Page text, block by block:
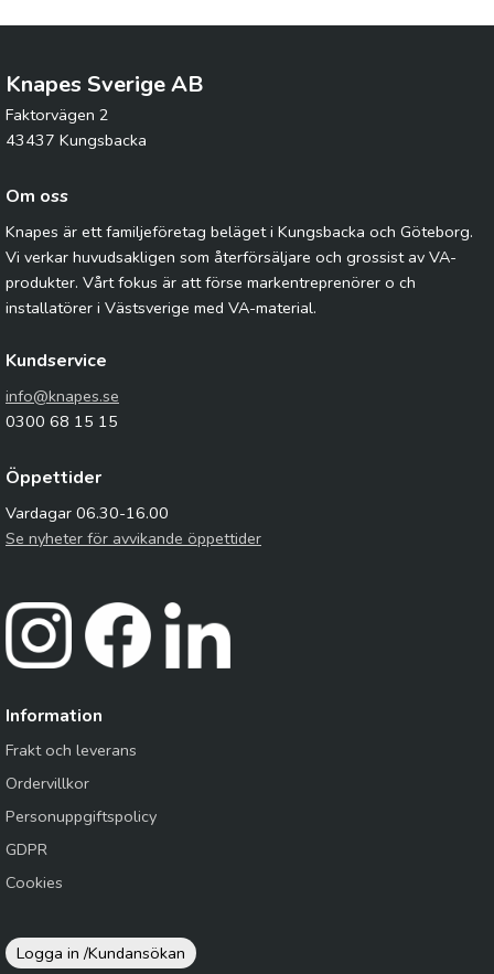
Knapes Sverige AB
Faktorvägen 2
43437 Kungsbacka
Om oss
Knapes är ett familjeföretag beläget i Kungsbacka och Göteborg.
Vi verkar huvudsakligen som återförsäljare och grossist av VA-
produkter. Vårt fokus är att förse markentreprenörer o ch
installatörer i Västsverige med VA-material.
Kundservice
info@knapes.se
0300 68 15 15
Öppettider
Vardagar 06.30-16.00
Se nyheter för avvikande öppettider
Information
Frakt och leverans
Ordervillkor
Personuppgiftspolicy
GDPR
Cookies
Logga in /Kundansökan